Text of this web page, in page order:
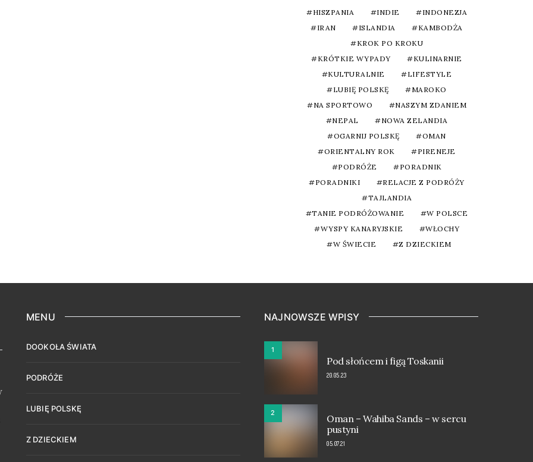
HISZPANIA
INDIE
INDONEZJA
IRAN
ISLANDIA
KAMBODŻA
KROK PO KROKU
KRÓTKIE WYPADY
KULINARNIE
KULTURALNIE
LIFESTYLE
LUBIĘ POLSKĘ
MAROKO
NA SPORTOWO
NASZYM ZDANIEM
NEPAL
NOWA ZELANDIA
OGARNIJ POLSKĘ
OMAN
ORIENTALNY ROK
PIRENEJE
PODRÓŻE
PORADNIK
PORADNIKI
RELACJE Z PODRÓŻY
TAJLANDIA
TANIE PODRÓŻOWANIE
W POLSCE
WYSPY KANARYJSKIE
WŁOCHY
W ŚWIECIE
Z DZIECKIEM
MENU
DOOKOŁA ŚWIATA
PODRÓŻE
LUBIĘ POLSKĘ
Z DZIECKIEM
NAJNOWSZE WPISY
1
Pod słońcem i figą Toskanii
20.05.23
2
Oman – Wahiba Sands – w sercu
pustyni
05.07.21